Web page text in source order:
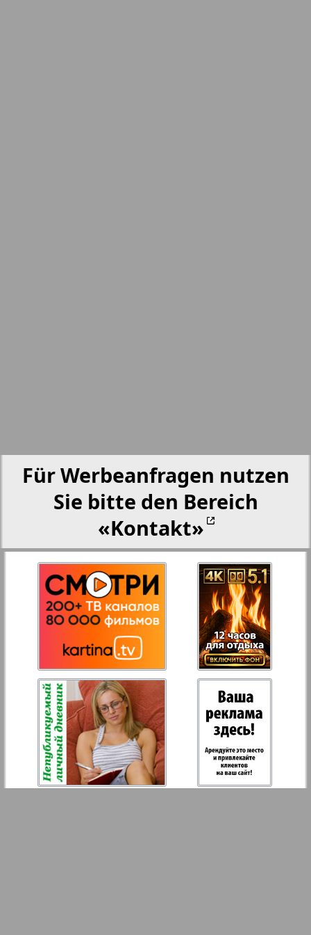
Rejnskoe vremja
Russkiy Wojazh
Strana
Telegraf NRW
Hristianskaja gazeta
Archiv der auf der Website nicht aktualisierten
Zeitungen und Zeitschriften
7plus7ja
Für Werbeanfragen nutzen
Sie bitte den Bereich
«Kontakt»